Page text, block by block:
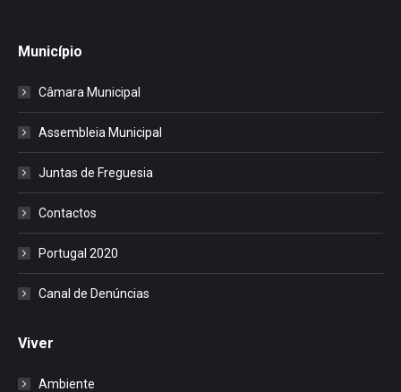
Município
Câmara Municipal
Assembleia Municipal
Juntas de Freguesia
Contactos
Portugal 2020
Canal de Denúncias
Viver
Ambiente